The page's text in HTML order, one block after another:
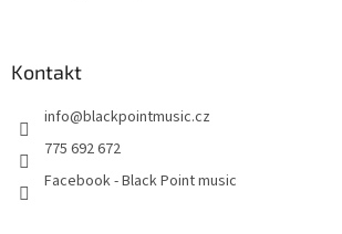
Kontakt
info@blackpointmusic.cz
775 692 672
Facebook - Black Point music